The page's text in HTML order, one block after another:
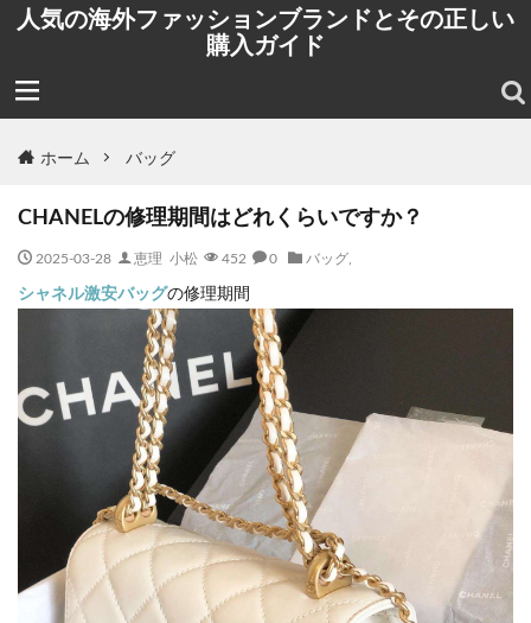
人気の海外ファッションブランドとその正しい
購入ガイド
ホーム バッグ
CHANELの修理期間はどれくらいですか？
2025-03-28 恵理 小松 452 0 バッグ,
シャネル激安バッグの修理期間